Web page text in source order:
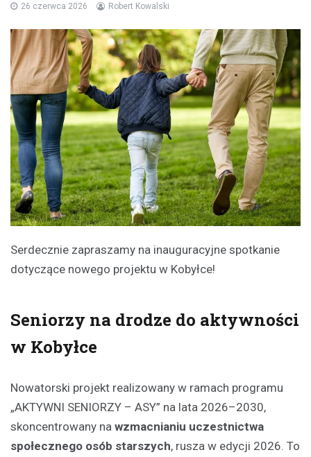
26 czerwca 2026 Robert Kowalski
Serdecznie zapraszamy na inauguracyjne spotkanie
dotyczące nowego projektu w Kobyłce!
Seniorzy na drodze do aktywności
w Kobyłce
Nowatorski projekt realizowany w ramach programu
„AKTYWNI SENIORZY – ASY” na lata 2026–2030,
skoncentrowany na wzmacnianiu uczestnictwa
społecznego osób starszych, rusza w edycji 2026. To